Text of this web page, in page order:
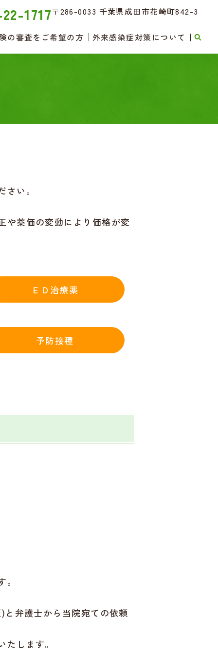
の審査をご希望の方 外来感染症対策について
1717〒286-0033 千葉県成田市花崎町842-3
い。
や薬価の変動により価格が変
ＥＤ治療薬
予防接種
弁護士から当院宛ての依頼
します。